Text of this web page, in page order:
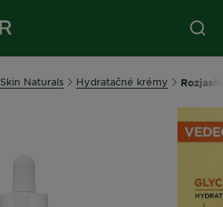
Skin Naturals Hydratačné krémy